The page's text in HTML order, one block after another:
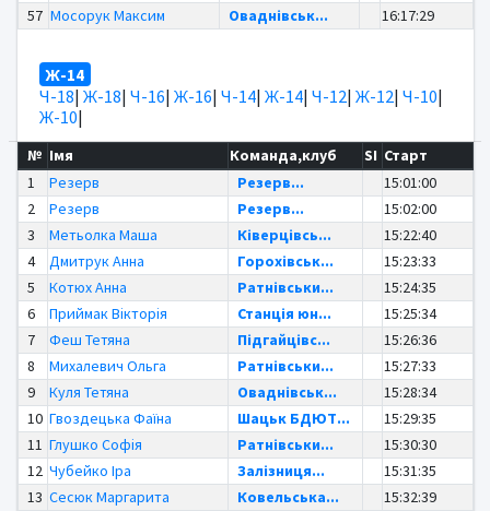
57 Мосорук Максим Оваднівськ... 16:17:29
Ж-14
Ч-18| Ж-18| Ч-16| Ж-16| Ч-14| Ж-14| Ч-12| Ж-12| Ч-10|
Ж-10|
№ Імя Команда,клуб SI Старт
1
Резерв Резерв...
15:01:00
2
Резерв Резерв...
15:02:00
3
Метьолка Маша Ківерцівсь...
15:22:40
4
Дмитрук Анна Горохівськ...
15:23:33
5
Котюх Анна Ратнівськи...
15:24:35
6
Приймак Вікторія Станція юн...
15:25:34
7
Феш Тетяна Підгайцівс...
15:26:36
8
Михалевич Ольга Ратнівськи...
15:27:33
9
Куля Тетяна Оваднівськ...
15:28:34
10 Гвоздецька Фаїна Шацьк БДЮТ...
15:29:35
11 Глушко Софія Ратнівськи...
15:30:30
12 Чубейко Іра Залізниця...
15:31:35
13 Сесюк Маргарита Ковельська... 15:32:39